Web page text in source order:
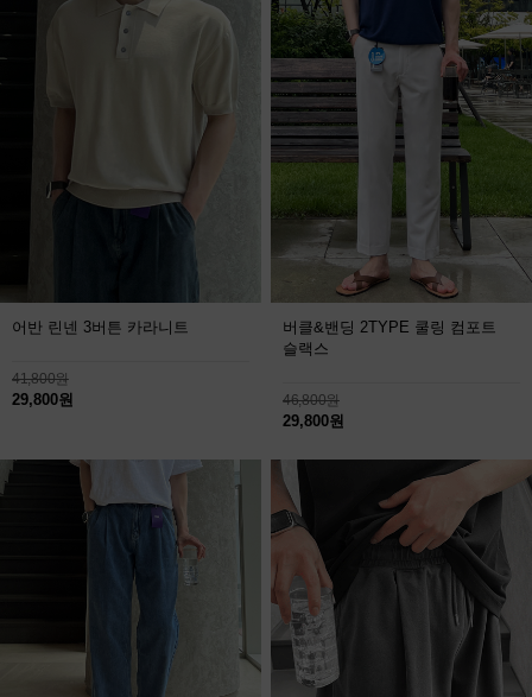
어반 린넨 3버튼 카라니트
41,800원
29,800원
버클&밴딩 2TYPE 쿨링 컴포트
슬랙스
46,800원
29,800원